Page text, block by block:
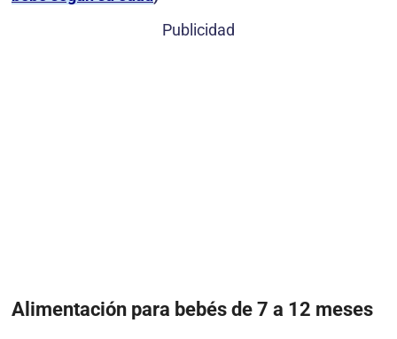
Publicidad
Alimentación para bebés de 7 a 12 meses